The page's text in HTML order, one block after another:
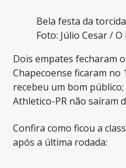
Bela festa da
Foto: Júlio Cesar / O
Dois empates fecharam
Chapecoense ficaram no
recebeu um bom público;
Athletico-PR não saíram
Confira como ficou a
após a última rodada: